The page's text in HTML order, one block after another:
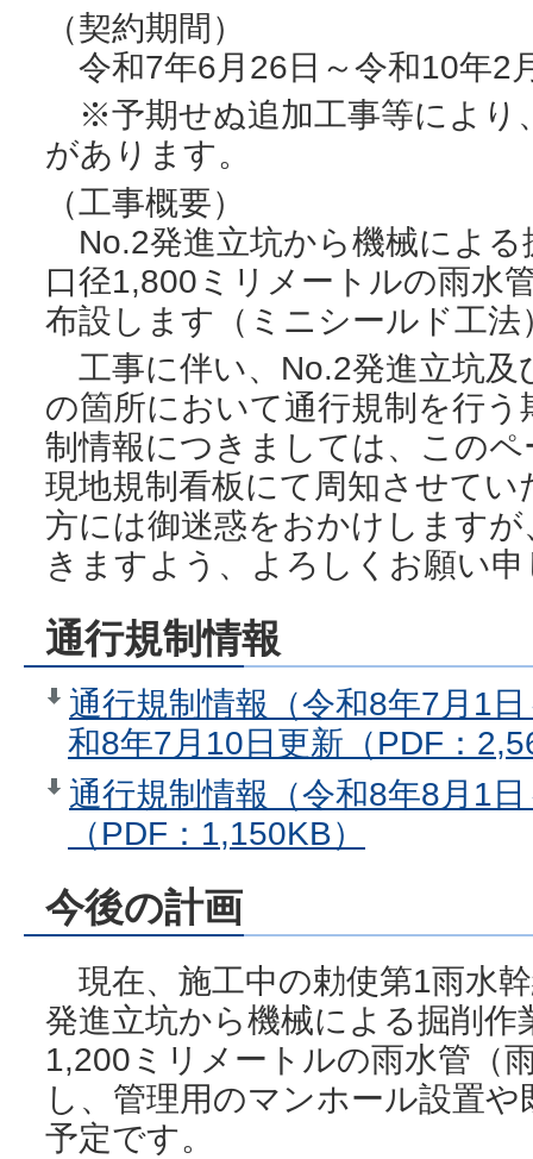
（契約期間）
令和7年6月26日～令和10年2
※予期せぬ追加工事等により
があります。
（工事概要）
No.2発進立坑から機械による
口径1,800ミリメートルの雨水
布設します（ミニシールド工法
工事に伴い、No.2発進立坑及
の箇所において通行規制を行
制情報につきましては、この
現地規制看板にて周知させて
方には御迷惑をおかけします
きますよう、よろしくお願い
通行規制情報
通行規制情報（令和8年7月1
和8年7月10日更新（PDF：
通行規制情報（令和8年8月1
（PDF：1,150KB）
今後の計画
現在、施工中の勅使第1雨水
発進立坑から機械による掘削
1,200ミリメートルの雨水管（
し、管理用のマンホール設置
予定です。